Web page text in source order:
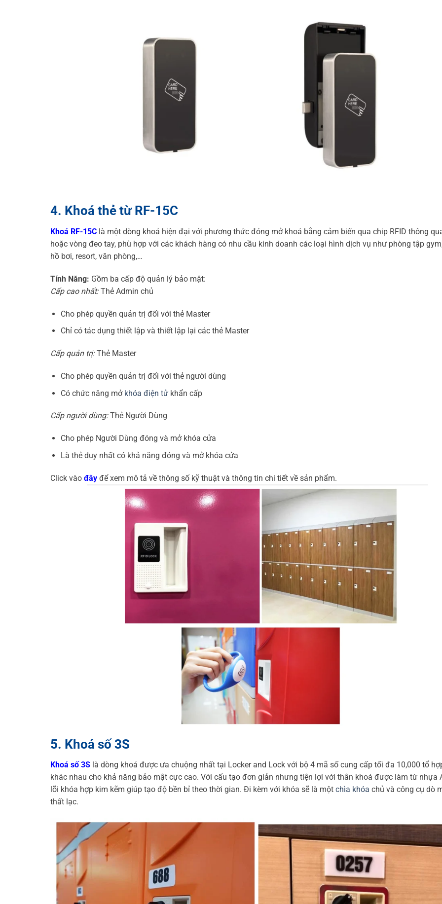
4. Khoá thẻ từ RF-15C
Khoá RF-15C là một dòng khoá hiện đại với phương thức đóng mở khoá bằng cảm biến qua chip RFID thông
hoặc vòng đeo tay, phù hợp với các khách hàng có nhu cầu kinh doanh các loại hình dịch vụ như phòng tập
hồ bơi, resort, văn phòng,…
Tính Năng: Gồm ba cấp độ quản lý bảo mật:
Cấp cao nhất:Thẻ Admin chủ
Cho phép quyền quản trị đối với thẻ Master
Chỉ có tác dụng thiết lập và thiết lập lại các thẻ Master
Cấp quản trị:Thẻ Master
Cho phép quyền quản trị đối với thẻ người dùng
Có chức năng mở khóa điện tửkhẩn cấp
Cấp người dùng:Thẻ Người Dùng
Cho phép Người Dùng đóng và mở khóa cửa
Là thẻ duy nhất có khả năng đóng và mở khóa cửa
Click vào đây để xem mô tả về thông số kỹ thuật và thông tin chi tiết về sản phẩm.
5. Khoá số 3S
Khoá số 3S là dòng khoá được ưa chuộng nhất tại Locker and Lock với bộ 4 mã số cung cấp tối đa 10,000 tổ
khác nhau cho khả năng bảo mật cực cao. Với cấu tạo đơn giản nhưng tiện lợi với thân khoá được làm từ nhựa
lõi khóa hợp kim kẽm giúp tạo độ bền bỉ theo thời gian. Đi kèm với khóa sẽ là một chìa khóa chủ và công cụ dò
thất lạc.